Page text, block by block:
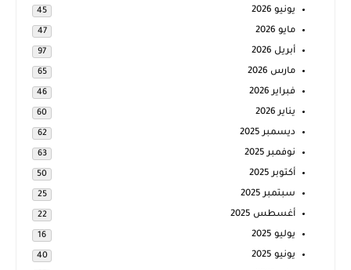
يونيو 2026 45
مايو 2026 47
أبريل 2026 97
مارس 2026 65
فبراير 2026 46
يناير 2026 60
ديسمبر 2025 62
نوفمبر 2025 63
أكتوبر 2025 50
سبتمبر 2025 25
أغسطس 2025 22
يوليو 2025 16
يونيو 2025 40